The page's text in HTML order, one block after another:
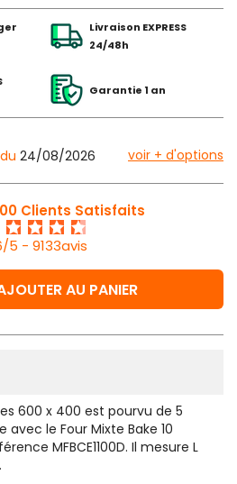
Livraison EXPRESS
24/48h
Garantie 1 an
24/08/2026 voir + d'options
Clients Satisfaits
5 - 9133avis
AU PANIER
600 x 400 est pourvu de 5
le Four Mixte Bake 10
MFBCE1100D. Il mesure L